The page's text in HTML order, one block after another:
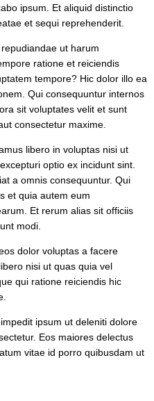
ipsum. Et aliquid distinctio
et sequi reprehenderit.
ut harum
ratione et reiciendis
tempore? Hic dolor illo ea
Qui consequuntur internos
sit voluptates velit et sunt
consectetur maxime.
libero in voluptas nisi ut
optio ex incidunt sint.
a omnis consequuntur. Qui
et quia autem eum
Et rerum alias sit officiis
modi.
dolor voluptas a facere
nisi ut quas quia vel
qui ratione reiciendis hic
ipsum ut deleniti dolore
Eos maiores delectus
vitae id porro quibusdam ut